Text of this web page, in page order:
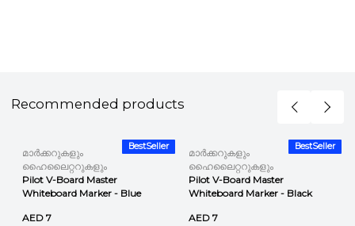
Recommended products
BestSeller
മാർക്കറുകളും
ഹൈലൈറ്ററുകളും
Pilot V-Board Master
Whiteboard Marker - Blue
AED 7
BestSeller
മാർക്കറുകളും
ഹൈലൈറ്ററുകളും
Pilot V-Board Master
Whiteboard Marker - Black
AED 7